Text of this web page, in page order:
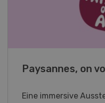
Fachkurs
Sind Sie in der